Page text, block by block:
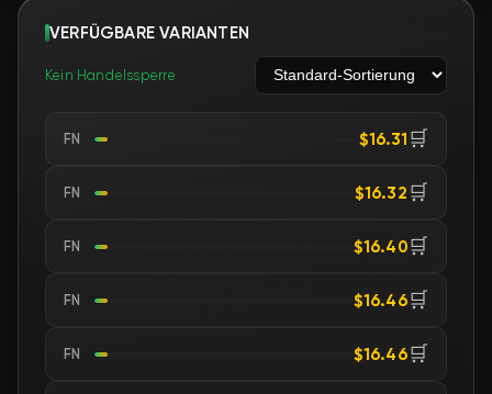
VERFÜGBARE VARIANTEN
Kein Handelssperre
FN $16.31 🛒
FN $16.32 🛒
FN $16.40🛒
FN $16.46🛒
FN $16.46🛒